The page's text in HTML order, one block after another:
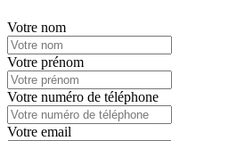
Votre nom
Votre prénom
Votre numéro de téléphone
Votre email